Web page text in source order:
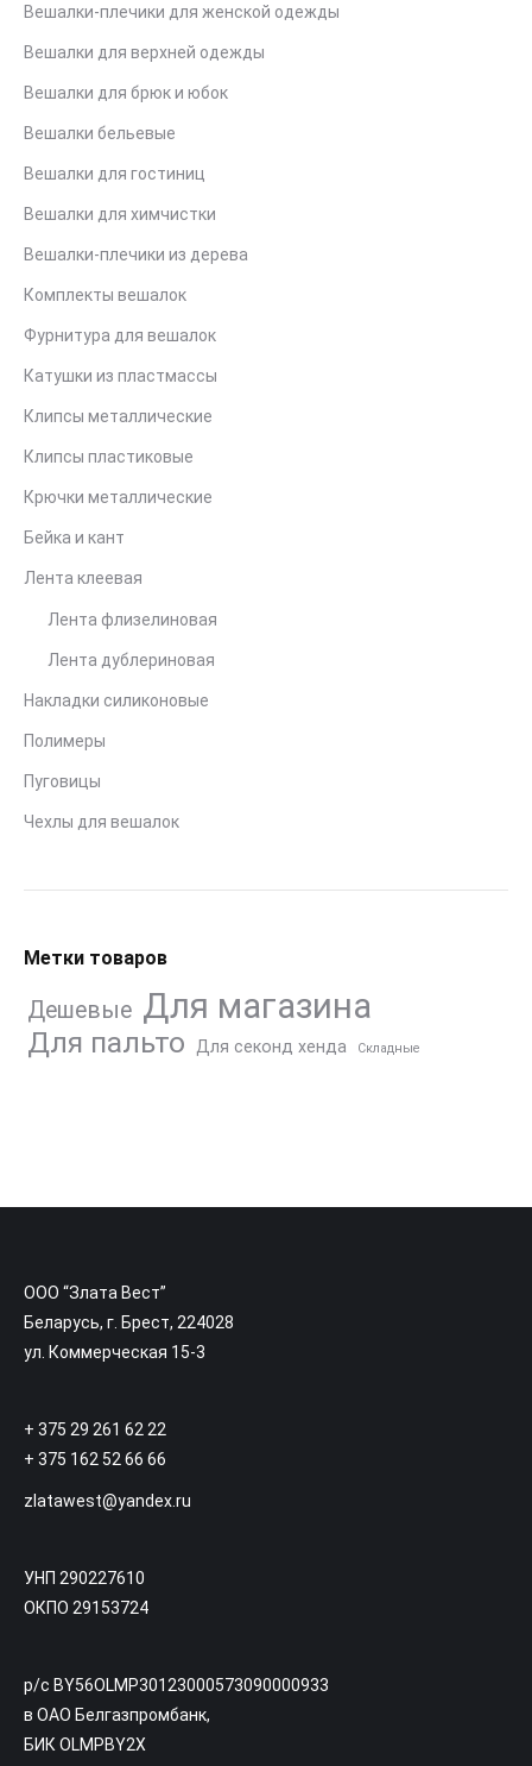
Вешалки-плечики для женской одежды
Вешалки для верхней одежды
Вешалки для брюк и юбок
Вешалки бельевые
Вешалки для гостиниц
Вешалки для химчистки
Вешалки-плечики из дерева
Комплекты вешалок
Фурнитура для вешалок
Катушки из пластмассы
Клипсы металлические
Клипсы пластиковые
Крючки металлические
Бейка и кант
Лента клеевая
Лента флизелиновая
Лента дублериновая
Накладки силиконовые
Полимеры
Пуговицы
Чехлы для вешалок
Метки товаров
Дешевые Для магазина
Для пальто Для секонд хенда Складные
ООО “Злата Вест”
Беларусь, г. Брест, 224028
ул. Коммерческая 15-3
+ 375 29 261 62 22
+ 375 162 52 66 66
zlatawest@yandex.ru
УНП 290227610
ОКПО 29153724
р/с BY56OLMP30123000573090000933
в ОАО Белгазпромбанк,
БИК OLMPBY2X